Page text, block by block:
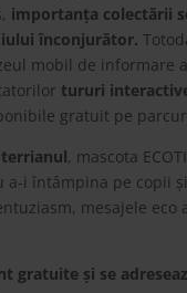
importanța colectării
înconjurător.
mobil de informare
tururi
gratuit pe
, mascota
a-i întâmpina pe copii
mesajele eco
gratuite și se